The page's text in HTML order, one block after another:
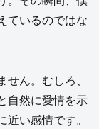
ているのではな
せん。むしろ、
自然に愛情を示
い感情です。